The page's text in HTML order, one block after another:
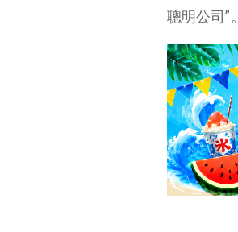
聰明公司”。